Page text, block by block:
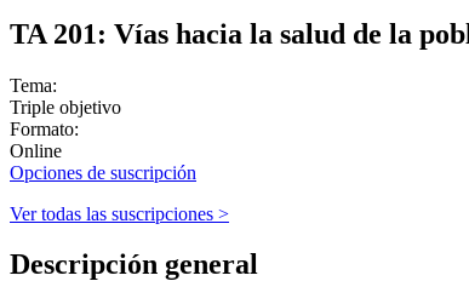
TA 201: Vías hacia la salud de la
Tema:
Triple objetivo
Formato:
Online
Opciones de suscripción
Ver todas las suscripciones >
Descripción general